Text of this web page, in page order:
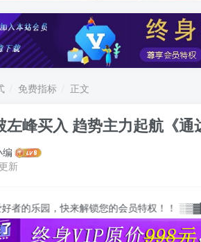
免费指标 正文
峰买入 趋势主力起航《通
编
新
锁您的会员特权！！ ░▒▓█